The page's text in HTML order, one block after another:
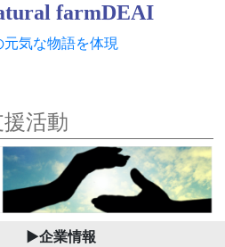
farmDEAI
元気な物語を体現
援活動
▶︎企業情報